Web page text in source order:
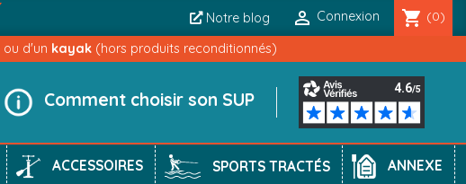
Notre blog  Connexion shopping_cart (0)
ou d'un kayak (hors produits reconditionnés)
Comment choisir son SUP
ACCESSOIRES SPORTS TRACTÉS ANNEXE